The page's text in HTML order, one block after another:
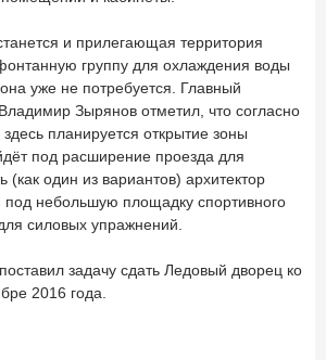
и прилегающая территория
группу для охлаждения воды
уже не потребуется. Главный
Зырянов отметил, что согласно
планируется открытие зоны
под расширение проезда для
(как один из вариантов) архитектор
под небольшую площадку спортивного
силовых упражнений.
задачу сдать Ледовый дворец ко
2016 года.